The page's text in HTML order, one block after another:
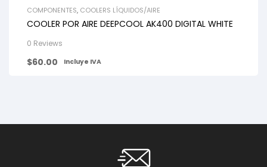
COMPONENTES, COOLERS LÍQUIDOS/AIRE
COOLER POR AIRE DEEPCOOL AK400 DIGITAL WHITE
0 Reviews
$60.00 Incluye IVA